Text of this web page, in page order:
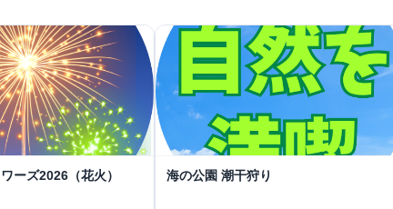
ーズ2026（花火） 海の公園 潮干狩り